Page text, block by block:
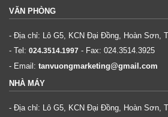
VĂN PHÒNG
- Địa chỉ: Lô G5, KCN Đại Đồng, Hoàn Sơn,
- Tel: 024.3514.1997 - Fax: 024.3514.3925
- Email: tanvuongmarketing@gmail.com
NHÀ MÁY
- Địa chỉ: Lô G5, KCN Đại Đồng, Hoàn Sơn,